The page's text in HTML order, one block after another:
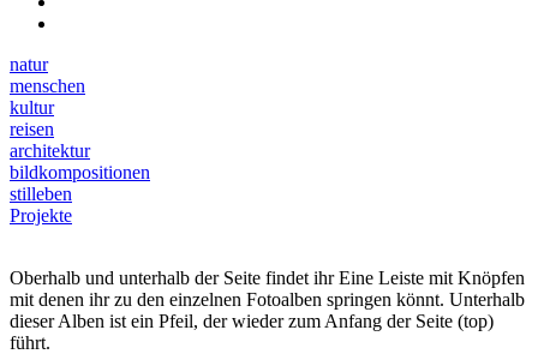
natur
menschen
kultur
reisen
architektur
bildkompositionen
stilleben
Projekte
Oberhalb und unterhalb der Seite findet ihr Eine Leiste mit Knöpfen
mit denen ihr zu den einzelnen Fotoalben springen könnt. Unterhalb
dieser Alben ist ein Pfeil, der wieder zum Anfang der Seite (top)
führt.